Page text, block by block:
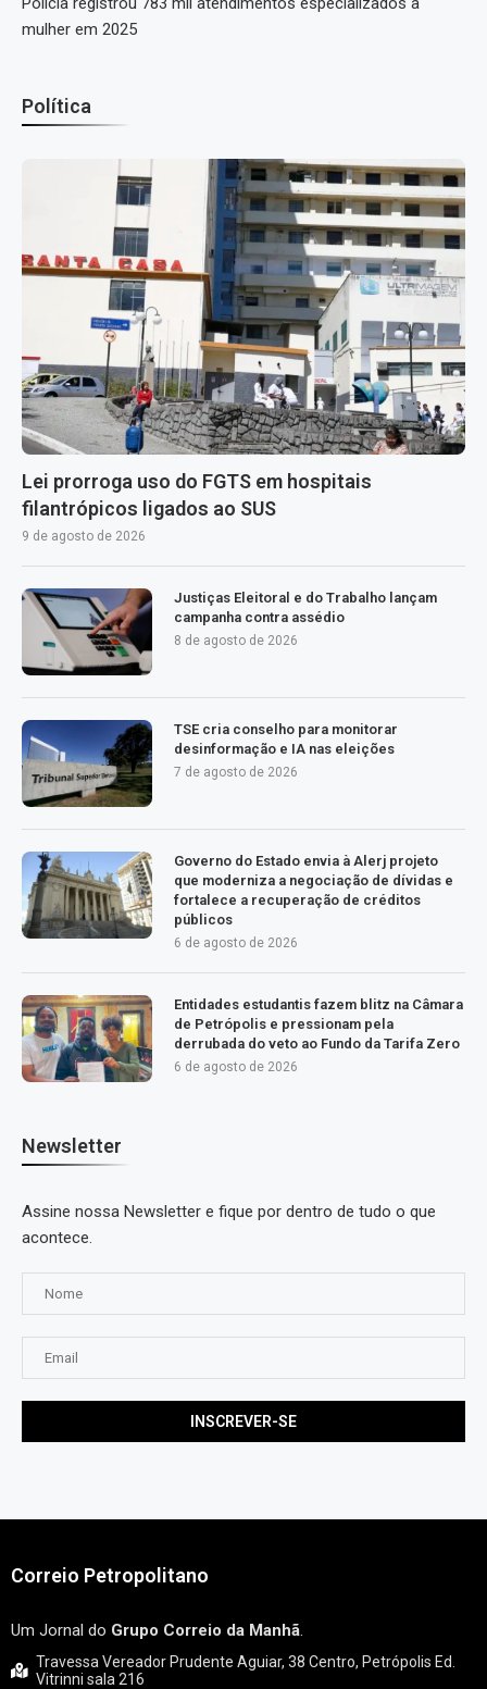
mulher em 2025
Política
Lei prorroga uso do FGTS em hospitais
filantrópicos ligados ao SUS
9 de agosto de 2026
Justiças Eleitoral e do Trabalho lançam
campanha contra assédio
8 de agosto de 2026
TSE cria conselho para monitorar
desinformação e IA nas eleições
7 de agosto de 2026
Governo do Estado envia à Alerj projeto
que moderniza a negociação de dívidas e
fortalece a recuperação de créditos
públicos
6 de agosto de 2026
Entidades estudantis fazem blitz na Câmara
de Petrópolis e pressionam pela
derrubada do veto ao Fundo da Tarifa Zero
6 de agosto de 2026
Newsletter
Assine nossa Newsletter e fique por dentro de tudo o que
acontece.
Correio Petropolitano
Um Jornal do Grupo Correio da Manhã.
Travessa Vereador Prudente Aguiar, 38 Centro, Petrópolis Ed.
Vitrinni sala 216